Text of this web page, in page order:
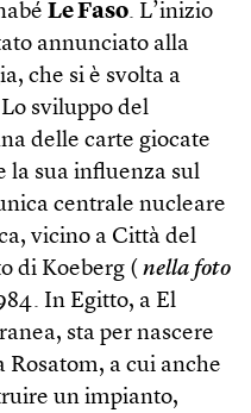
Le Faso. L’inizio
annunciato alla
che si è svolta a
Lo sviluppo del
delle carte giocate
la sua influenza sul
centrale nucleare
vicino a Città del
di Koeberg ( nella foto
In Egitto, a El
sta per nascere
a cui anche
un impianto,